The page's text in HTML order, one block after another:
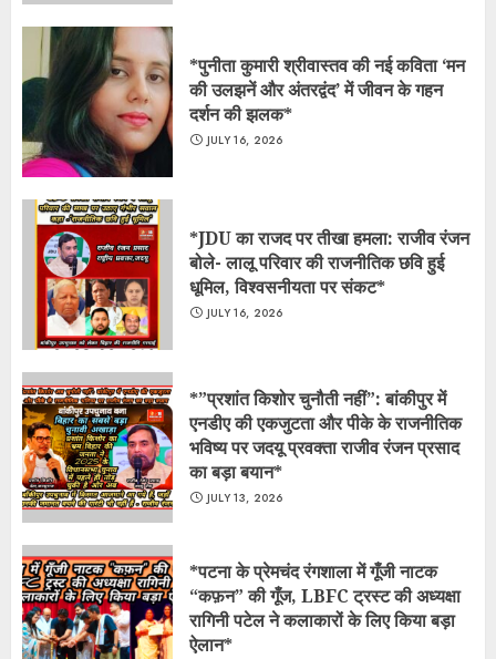
*पुनीता कुमारी श्रीवास्तव की नई कविता ‘मन
की उलझनें और अंतरद्वंद’ में जीवन के गहन
दर्शन की झलक*
JULY 16, 2026
*JDU का राजद पर तीखा हमला: राजीव रंजन
बोले- लालू परिवार की राजनीतिक छवि हुई
धूमिल, विश्वसनीयता पर संकट*
JULY 16, 2026
*​”प्रशांत किशोर चुनौती नहीं”: बांकीपुर में
एनडीए की एकजुटता और पीके के राजनीतिक
भविष्य पर जदयू प्रवक्ता राजीव रंजन प्रसाद
का बड़ा बयान*
JULY 13, 2026
*​पटना के प्रेमचंद रंगशाला में गूँजी नाटक
“कफ़न” की गूँज, LBFC ट्रस्ट की अध्यक्षा
रागिनी पटेल ने कलाकारों के लिए किया बड़ा
ऐलान*